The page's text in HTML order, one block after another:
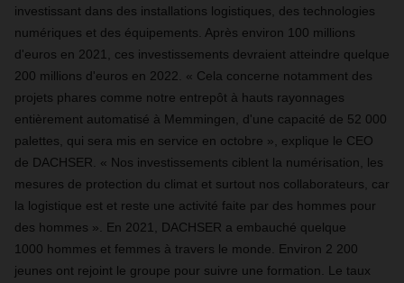
investissant dans des installations logistiques, des technologies
numériques et des équipements. Après environ 100 millions
d'euros en 2021, ces investissements devraient atteindre quelque
200 millions d'euros en 2022. « Cela concerne notamment des
projets phares comme notre entrepôt à hauts rayonnages
entièrement automatisé à Memmingen, d'une capacité de 52 000
palettes, qui sera mis en service en octobre », explique le CEO
de DACHSER . « Nos investissements ciblent la numérisation, les
mesures de protection du climat et surtout nos collaborateurs, car
la logistique est et reste une activité faite par des hommes pour
des hommes ». En 2021, DACHSER a embauché quelque
1000 hommes et femmes à travers le monde. Environ 2 200
jeunes ont rejoint le groupe pour suivre une formation. Le taux